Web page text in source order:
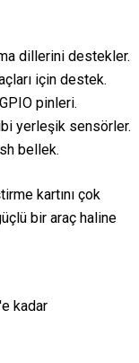
dillerini destekler.
için destek.
pinleri.
yerleşik sensörler.
bellek.
kartını çok
bir araç haline
kadar